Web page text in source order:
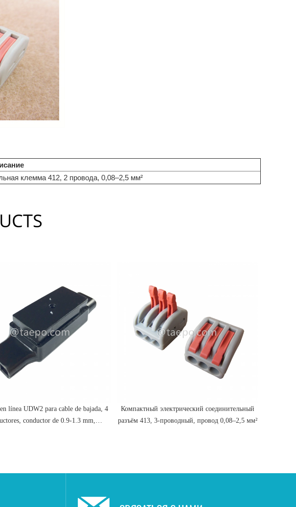
клемма 412, 2 провода, 0,08–2,5 мм²
línea UDW2 para cable de bajada, 4
conductor de 0.9-1.3 mm,
máximo 4.4 mm, pin único, relleno de
Компактный электрический соединительный
разъём 413, 3-проводный, провод 0,08–2,5 мм²